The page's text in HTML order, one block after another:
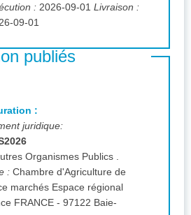
: 2026-09-01 Livraison :
09-01
publiés
:
juridique:
Organismes Publics .
: Chambre d'Agriculture de